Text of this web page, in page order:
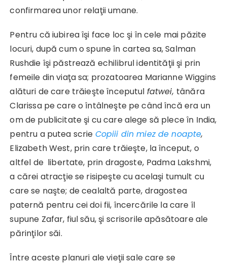
confirmarea unor relaţii umane.
Pentru că iubirea îşi face loc şi în cele mai păzite
locuri, după cum o spune în cartea sa, Salman
Rushdie îşi păstrează echilibrul identităţii şi prin
femeile din viaţa sa; prozatoarea Marianne Wiggins
alături de care trăieşte începutul fatwei, tânăra
Clarissa pe care o întâlneşte pe când încă era un
om de publicitate şi cu care alege să plece în India,
pentru a putea scrie Copiii din miez de noapte,
Elizabeth West, prin care trăieşte, la început, o
altfel de libertate, prin dragoste, Padma Lakshmi,
a cărei atracţie se risipeşte cu acelaşi tumult cu
care se naşte; de cealaltă parte, dragostea
paternă pentru cei doi fii, încercările la care îl
supune Zafar, fiul său, şi scrisorile apăsătoare ale
părinţilor săi.
Între aceste planuri ale vieţii sale care se